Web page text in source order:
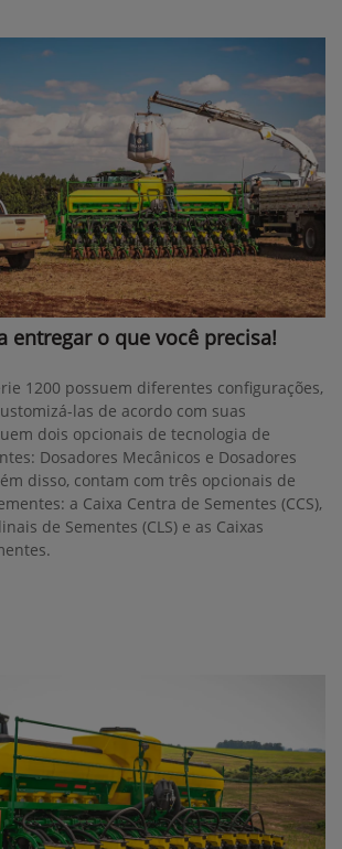
entregar o que você precisa!
1200 possuem diferentes configurações,
las de acordo com suas
dois opcionais de tecnologia de
Dosadores Mecânicos e Dosadores
disso, contam com três opcionais de
a Caixa Centra de Sementes (CCS),
de Sementes (CLS) e as Caixas